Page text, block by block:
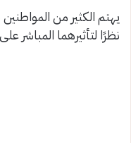
يهتم الكثير من
نظرًا لتأثيرهما المباشر